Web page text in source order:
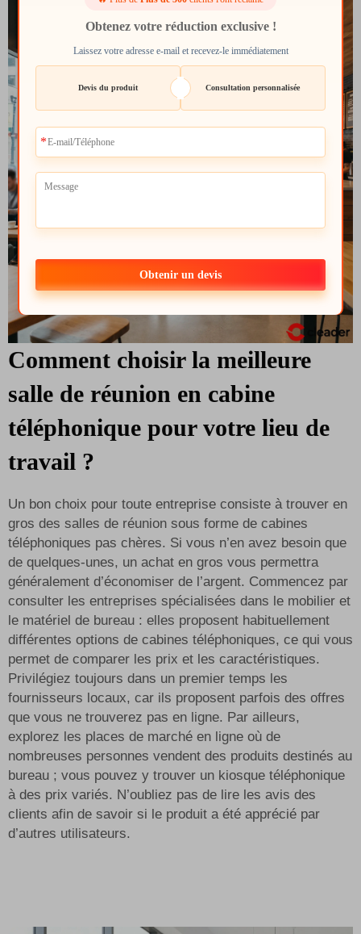
Comment choisir la meilleure
salle de réunion en cabine
téléphonique pour votre lieu de
travail ?
Un bon choix pour toute entreprise consiste à trouver en
gros des salles de réunion sous forme de cabines
téléphoniques pas chères. Si vous n’en avez besoin que
de quelques-unes, un achat en gros vous permettra
généralement d’économiser de l’argent. Commencez par
consulter les entreprises spécialisées dans le mobilier et
le matériel de bureau : elles proposent habituellement
différentes options de cabines téléphoniques, ce qui vous
permet de comparer les prix et les caractéristiques.
Privilégiez toujours dans un premier temps les
fournisseurs locaux, car ils proposent parfois des offres
que vous ne trouverez pas en ligne. Par ailleurs,
explorez les places de marché en ligne où de
nombreuses personnes vendent des produits destinés au
bureau ; vous pouvez y trouver un kiosque téléphonique
à des prix variés. N’oubliez pas de lire les avis des
clients afin de savoir si le produit a été apprécié par
d’autres utilisateurs.
Obtenez votre réduction exclusive !
Laissez votre adresse e-mail et recevez-le immédiatement
Devis du produit Consultation personnalisée
Obtenir un devis